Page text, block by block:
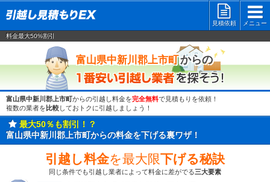
見積依頼
メニュー
料金最大50%割引
富山県中新川郡上市町からの
富山県中新川郡上市町からの引越し料金を完全無料で見積もりを依頼！
複数の業者を 比較しておトクに引越しましょう！
最大50％も割引！？
富山県中新川郡上市町からの料金を下げる裏ワザ！
引越し料金を最大限下げる秘訣
同じ条件でも引越し業者によって料金に差がでる三大要素